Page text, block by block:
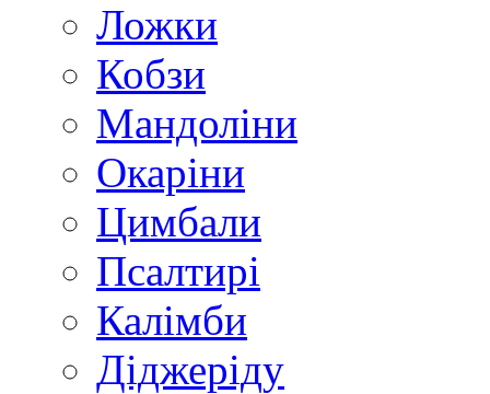
Ложки
Кобзи
Мандоліни
Окаріни
Цимбали
Псалтирі
Калімби
Діджеріду